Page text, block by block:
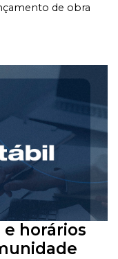
de obra
e horários